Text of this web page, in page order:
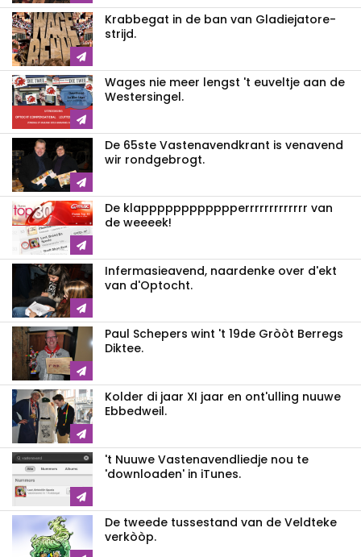
Krabbegat in de ban van Gladiejatore-
strijd.
Wages nie meer lengst 't euveltje aan de
Westersingel.
De 65ste Vastenavendkrant is venavend
wir rondgebrogt.
De klappppppp­ppppperrrrrrrrrrrrr van
de weeeek!
Infermasieavend, naardenke over d'ekt
van d'Optocht.
Paul Schepers wint 't 19de Gròòt Berregs
Diktee.
Kolder di jaar XI jaar en ont'ulling nuuwe
Ebbedweil.
't Nuuwe Vastenavendliedje nou te
'downloaden' in iTunes.
De tweede tussestand van de Veldteke
verkòòp.